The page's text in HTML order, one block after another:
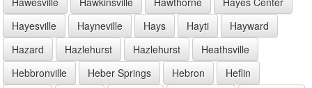
Hayesville
Hayneville Hays Hayti
Hayward
Hazard
Hazlehurst Hazlehurst
Heathsville
Hebbronville
Heber Springs Hebron
Heflin